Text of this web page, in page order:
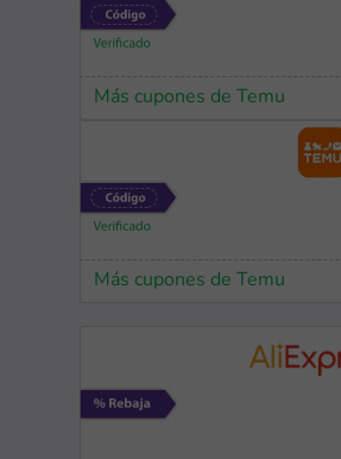
Más cupones de Temu
Más cupones de Temu